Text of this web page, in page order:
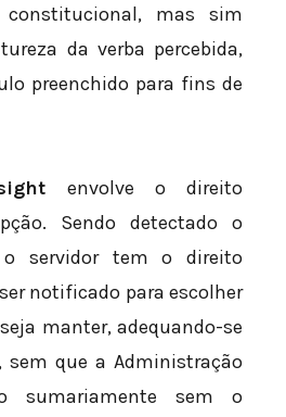
mas sim
da verba percebida,
preenchido para fins de
envolve o direito
Sendo detectado o
servidor tem o direito
notificado para escolher
manter, adequando-se
que a Administração
sumariamente sem o